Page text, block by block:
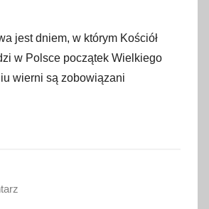
jest dniem, w którym Kościół
w Polsce początek Wielkiego
wierni są zobowiązani